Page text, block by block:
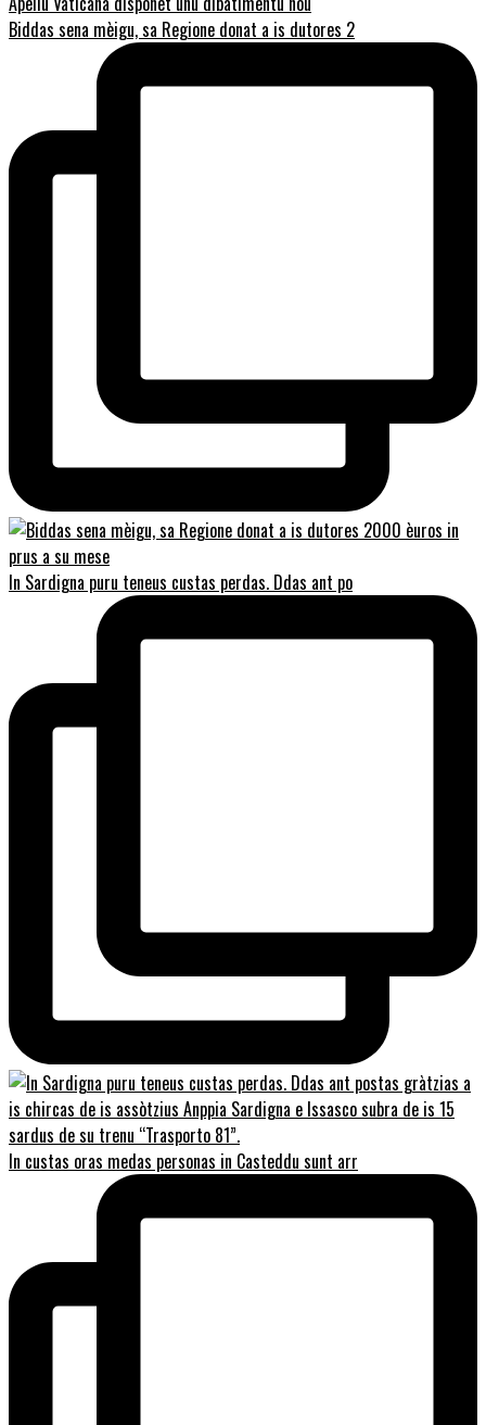
Biddas sena mèigu, sa Regione donat a is dutores 2
In Sardigna puru teneus custas perdas. Ddas ant po
In custas oras medas personas in Casteddu sunt arr